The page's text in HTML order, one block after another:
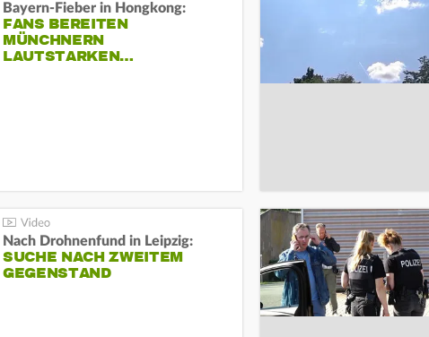
Bayern-Fieber in Hongkong:
FANS BEREITEN
MÜNCHNERN
LAUTSTARKEN…
Nach Drohnenfund in Leipzig:
SUCHE NACH ZWEITEM
GEGENSTAND